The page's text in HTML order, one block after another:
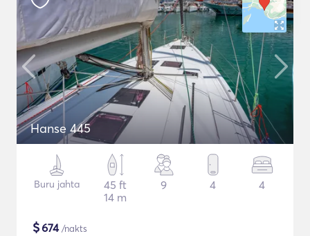
Hanse 445
Buru jahta
45 ft
14 m
9 4 4
$674/nakts